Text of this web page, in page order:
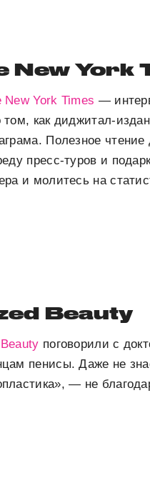
New York
New York Times —
том, как диджитал-
Полезное
пресс-туров и
и молитесь на
Beauty
поговорили с
пенисы. Даже не
— не